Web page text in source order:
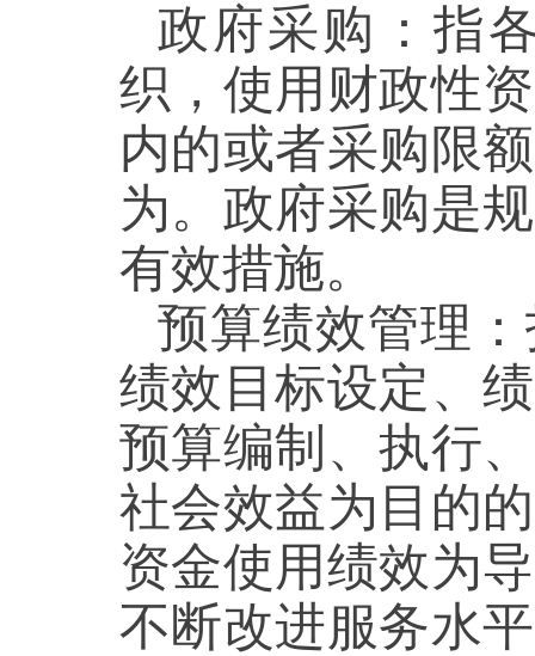
政府采购：指
织，使用财政性
内的或者采购限
为。政府采购是
有效措施。
预算绩效管理
绩效目标设定、
预算编制、执行
社会效益为目的
资金使用绩效为
不断改进服务水